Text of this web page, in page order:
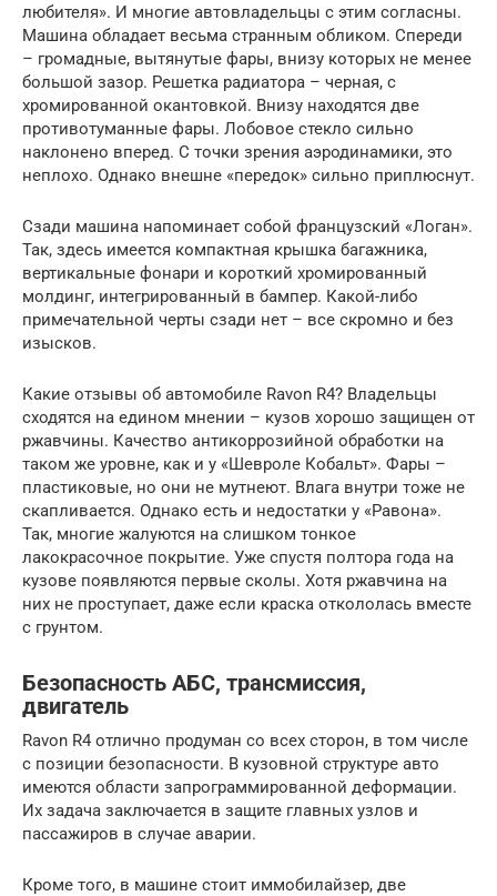
любителя». И многие автовладельцы с этим согласны.
Машина обладает весьма странным обликом. Спереди
– громадные, вытянутые фары, внизу которых не менее
большой зазор. Решетка радиатора – черная, с
хромированной окантовкой. Внизу находятся две
противотуманные фары. Лобовое стекло сильно
наклонено вперед. С точки зрения аэродинамики, это
неплохо. Однако внешне «передок» сильно приплюснут.
Сзади машина напоминает собой французский «Логан».
Так, здесь имеется компактная крышка багажника,
вертикальные фонари и короткий хромированный
молдинг, интегрированный в бампер. Какой-либо
примечательной черты сзади нет – все скромно и без
изысков.
Какие отзывы об автомобиле Ravon R4? Владельцы
сходятся на едином мнении – кузов хорошо защищен от
ржавчины. Качество антикоррозийной обработки на
таком же уровне, как и у «Шевроле Кобальт». Фары –
пластиковые, но они не мутнеют. Влага внутри тоже не
скапливается. Однако есть и недостатки у «Равона».
Так, многие жалуются на слишком тонкое
лакокрасочное покрытие. Уже спустя полтора года на
кузове появляются первые сколы. Хотя ржавчина на
них не проступает, даже если краска откололась вместе
с грунтом.
Безопасность АБС, трансмиссия,
двигатель
Ravon R4 отлично продуман со всех сторон, в том числе
с позиции безопасности. В кузовной структуре авто
имеются области запрограммированной деформации.
Их задача заключается в защите главных узлов и
пассажиров в случае аварии.
Кроме того, в машине стоит иммобилайзер, две